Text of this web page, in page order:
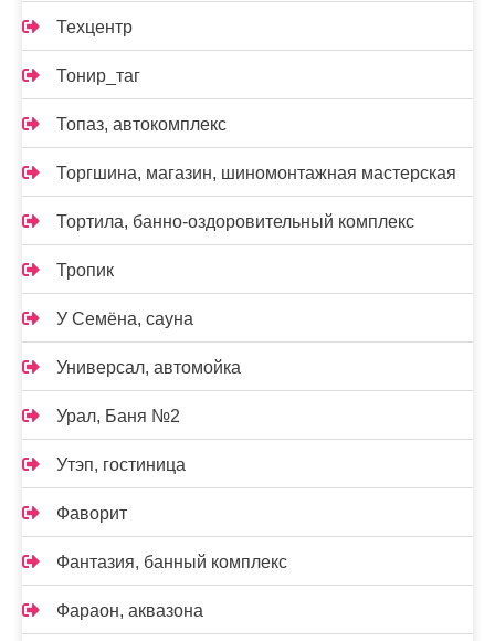
Техцентр
Тонир_таг
Топаз, автокомплекс
Торгшина, магазин, шиномонтажная мастерская
Тортила, банно-оздоровительный комплекс
Тропик
У Семёна, сауна
Универсал, автомойка
Урал, Баня №2
Утэп, гостиница
Фаворит
Фантазия, банный комплекс
Фараон, аквазона